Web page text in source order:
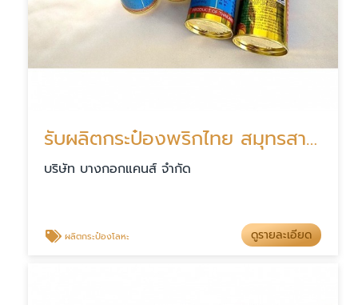
รับผลิตกระป๋องพริกไทย สมุทรสาคร
บริษัท บางกอกแคนส์ จำกัด
ผลิตกระป๋องโลหะ ดูรายละเอียด